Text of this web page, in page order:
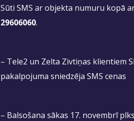
Sūti SMS ar objekta numuru kopā
29606060.
– Tele2 un Zelta Zivtiņas klientiem
pakalpojuma sniedzēja SMS cenas
– Balsošana sākas 17. novembrī